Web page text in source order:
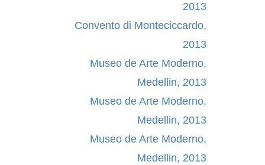
2013
Convento di Monteciccardo,
2013
Museo de Arte Moderno,
Medellin, 2013
Museo de Arte Moderno,
Medellin, 2013
Museo de Arte Moderno,
Medellin, 2013